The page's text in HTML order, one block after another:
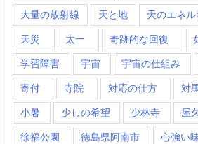
大量の放射線 天と地 天のエネル
天災 太一 奇跡的な回復
学習障害 宇宙 宇宙の仕組み
寄付 寺院 対応の仕方 対
小暑 少しの希望 少林寺 屋
徐福公園 徳島県阿南市 心強い